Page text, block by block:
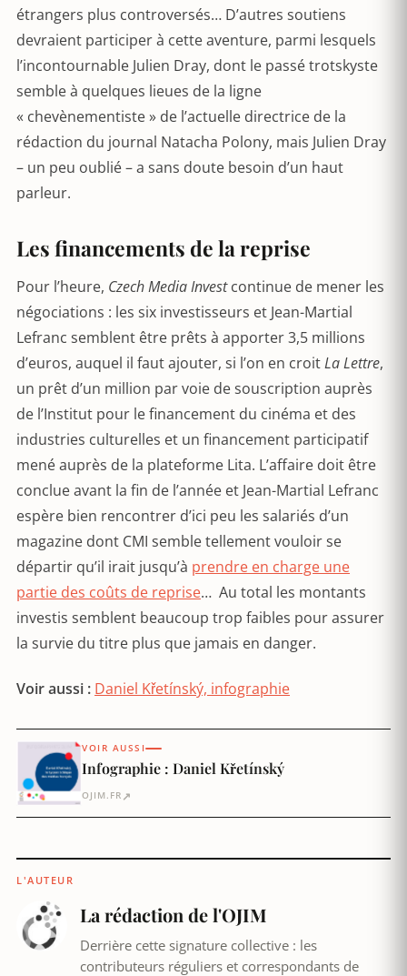
étrangers plus controversés… D’autres soutiens
devraient participer à cette aventure, parmi lesquels
l’incontournable Julien Dray, dont le passé trotskyste
semble à quelques lieues de la ligne
« chevènementiste » de l’actuelle directrice de la
rédaction du journal Natacha Polony, mais Julien Dray
– un peu oublié – a sans doute besoin d’un haut
parleur.
Les financements de la reprise
Pour l’heure, Czech Media Investcontinue de mener les
négociations : les six investisseurs et Jean-Martial
Lefranc semblent être prêts à apporter 3,5 millions
d’euros, auquel il faut ajouter, si l’on en croitLa Lettre,
un prêt d’un million par voie de souscription auprès
de l’Institut pour le financement du cinéma et des
industries culturelles et un financement participatif
mené auprès de la plateforme Lita. L’affaire doit être
conclue avant la fin de l’année et Jean-Martial Lefranc
espère bien rencontrer d’ici peu les salariés d’un
magazine dont CMI semble tellement vouloir se
départir qu’il irait jusqu’à prendre en charge une
partie des coûts de reprise… Au total les montants
investis semblent beaucoup trop faibles pour assurer
la survie du titre plus que jamais en danger.
Voir aussi : Daniel Křetínský, infographie
VOIR AUSSI
Infographie : Daniel Křetínský
OJIM.FR ↗
L'AUTEUR
La rédaction de l'OJIM
Derrière cette signature collective : les
contributeurs réguliers et correspondants de